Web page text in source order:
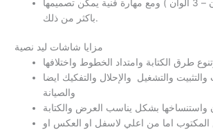
الألوان ( لون – 2 لون – 3 ألوان ) ومع مهارة فنية يمكن تصميمها
باكثر من ذلك.
مزايا شاشات ليد نصية
والتشغيل والإحلال والتفكيك ايضا
والصيانة
اما من اعلي لاسفل او العكس او